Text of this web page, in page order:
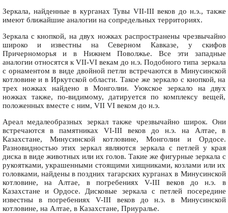
Зеркала, найденные в курганах Тувы VII-III веков до н.э., также
имеют ближайшие аналогии на сопредельных территориях.
Зеркала с кнопкой, на двух ножках распространены чрезвычайно
широко и известны на Северном Кавказе, у скифов
Причерноморья и в Нижнем Поволжье. Все эти западные
аналогии относятся к VII-VI векам до н.э. Подобного типа зеркала
с орнаментом в виде двойной петли встречаются в Минусинской
котловине и в Иркутской области. Такое же зеркало с кнопкой, на
трех ножках найдено в Монголии. Уюкское зеркало на двух
ножках также, по-видимому, датируется по комплексу вещей,
положенных вместе с ним, VII VI веком до н.э.
Ареал медалеобразных зеркал также чрезвычайно широк. Они
встречаются в памятниках VI-III веков до н.э. на Алтае, в
Казахстане, Минусинской котловине, Монголии и Ордосе.
Разновидностью этих зеркал являются зеркала с петлей у края
диска в виде животных или их голов. Такие же фигурные зеркала с
рукоятками, украшенными стоящими хищниками, козлами или их
головками, найдены в поздних тагарских курганах в Минусинской
котловине, на Алтае, в погребениях V-III веков до н.э. в
Казахстане и Ордосе. Дисковые зеркала с петлей посередине
известны в погребениях V-III веков до н.э. в Минусинской
котловине, на Алтае, в Казахстане, Приуралье.